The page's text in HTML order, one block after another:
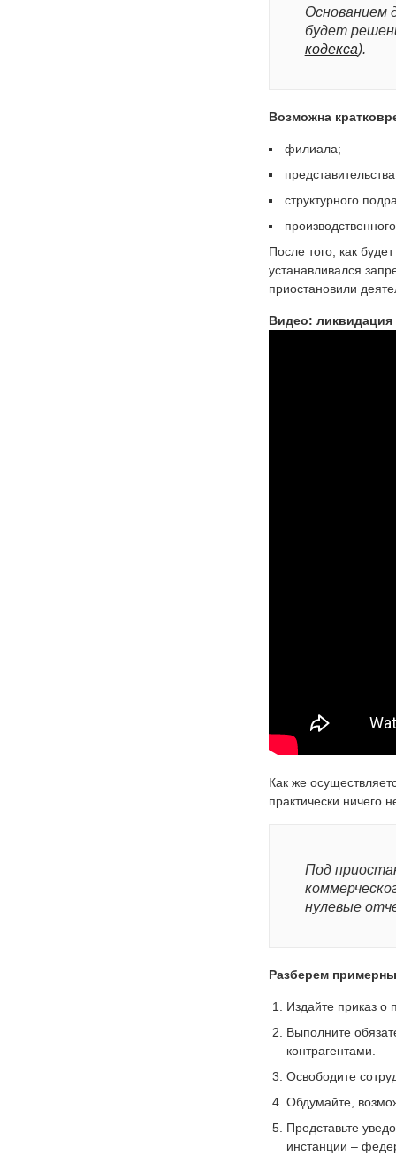
Основанием
будет
кодекса).
Возможна
филиала;
структурного
После того, как
устанавливался
приостановили
Видео: ликвидация
Как же
практически ничего
Под
нулевые
Разберем
Издайте приказ о
Выполните
контрагентами.
Освободите
Обдумайте,
Представьте
инстанции –